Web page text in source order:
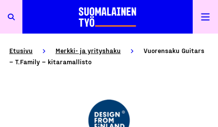
Etusivu Merkki- ja yrityshaku
Vuorensaku Guitars
– T.Family – kitaramallisto